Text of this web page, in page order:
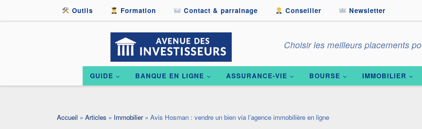
Passer au contenuOutils Formation Contact & parrainage Conseiller Newsletter
Choisir les meilleurs placements
GUIDE BANQUE EN LIGNE ASSURANCE-VIE BOURSE IMMOBILIER
Accueil » Articles » Immobilier » Avis Hosman : vendre un bien via l’agence immobilière en ligne